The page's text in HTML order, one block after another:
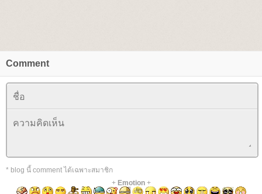
Comment
* blog นี้ comment ได้เฉพาะสมาชิก
+ Emotion+